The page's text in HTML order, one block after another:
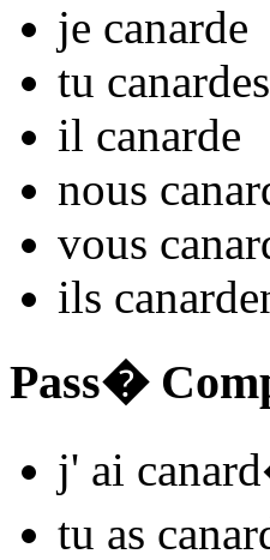
je canarde
tu canardes
il canarde
nous
vous
ils canard
Pass�
j' ai canard
tu as